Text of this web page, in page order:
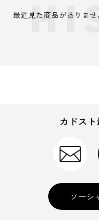
最近見た商品がありませ
カドス
ソーシ